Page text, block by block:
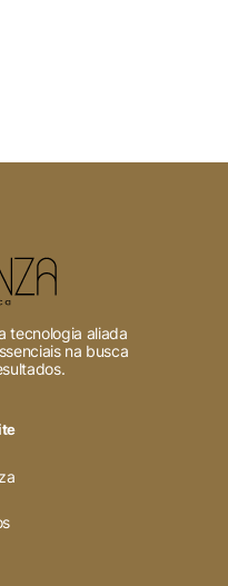
tecnologia aliada
na busca